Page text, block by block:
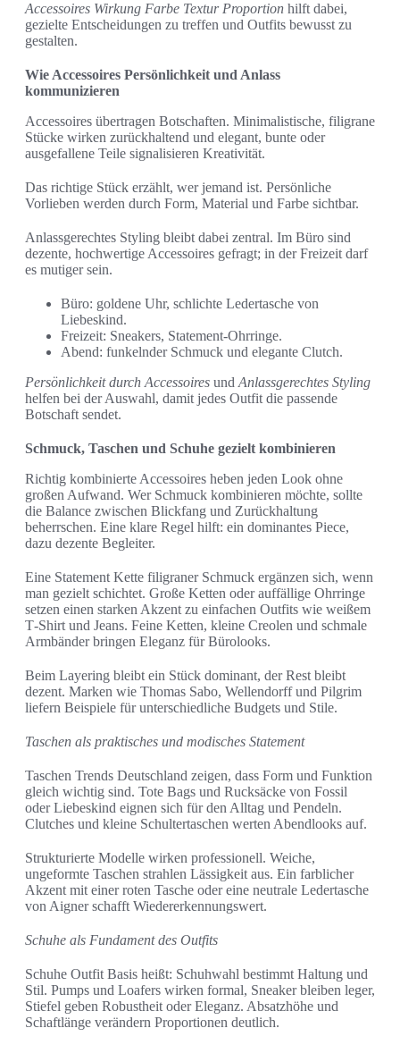
Accessoires Wirkung Farbe Textur Proportion hilft dabei,
gezielte Entscheidungen zu treffen und Outfits bewusst zu
gestalten.
Wie Accessoires Persönlichkeit und Anlass
kommunizieren
Accessoires übertragen Botschaften. Minimalistische, filigrane
Stücke wirken zurückhaltend und elegant, bunte oder
ausgefallene Teile signalisieren Kreativität.
Das richtige Stück erzählt, wer jemand ist. Persönliche
Vorlieben werden durch Form, Material und Farbe sichtbar.
Anlassgerechtes Styling bleibt dabei zentral. Im Büro sind
dezente, hochwertige Accessoires gefragt; in der Freizeit darf
es mutiger sein.
Büro: goldene Uhr, schlichte Ledertasche von
Liebeskind.
Freizeit: Sneakers, Statement-Ohrringe.
Abend: funkelnder Schmuck und elegante Clutch.
Persönlichkeit durch Accessoires und Anlassgerechtes Styling
helfen bei der Auswahl, damit jedes Outfit die passende
Botschaft sendet.
Schmuck, Taschen und Schuhe gezielt kombinieren
Richtig kombinierte Accessoires heben jeden Look ohne
großen Aufwand. Wer Schmuck kombinieren möchte, sollte
die Balance zwischen Blickfang und Zurückhaltung
beherrschen. Eine klare Regel hilft: ein dominantes Piece,
dazu dezente Begleiter.
Eine Statement Kette filigraner Schmuck ergänzen sich, wenn
man gezielt schichtet. Große Ketten oder auffällige Ohrringe
setzen einen starken Akzent zu einfachen Outfits wie weißem
T‑Shirt und Jeans. Feine Ketten, kleine Creolen und schmale
Armbänder bringen Eleganz für Bürolooks.
Beim Layering bleibt ein Stück dominant, der Rest bleibt
dezent. Marken wie Thomas Sabo, Wellendorff und Pilgrim
liefern Beispiele für unterschiedliche Budgets und Stile.
Taschen als praktisches und modisches Statement
Taschen Trends Deutschland zeigen, dass Form und Funktion
gleich wichtig sind. Tote Bags und Rucksäcke von Fossil
oder Liebeskind eignen sich für den Alltag und Pendeln.
Clutches und kleine Schultertaschen werten Abendlooks auf.
Strukturierte Modelle wirken professionell. Weiche,
ungeformte Taschen strahlen Lässigkeit aus. Ein farblicher
Akzent mit einer roten Tasche oder eine neutrale Ledertasche
von Aigner schafft Wiedererkennungswert.
Schuhe als Fundament des Outfits
Schuhe Outfit Basis heißt: Schuhwahl bestimmt Haltung und
Stil. Pumps und Loafers wirken formal, Sneaker bleiben leger,
Stiefel geben Robustheit oder Eleganz. Absatzhöhe und
Schaftlänge verändern Proportionen deutlich.